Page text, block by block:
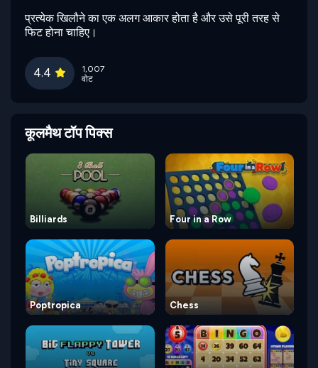
प्रत्येक खिलौने का एक अलग आकार होता है और उसे पूरी तरह से
फिट होना चाहिए।
4.4
1,007
वोट
कूलमैथ टॉप पिक्स
Billiards Four in a Row
Poptropica Chess